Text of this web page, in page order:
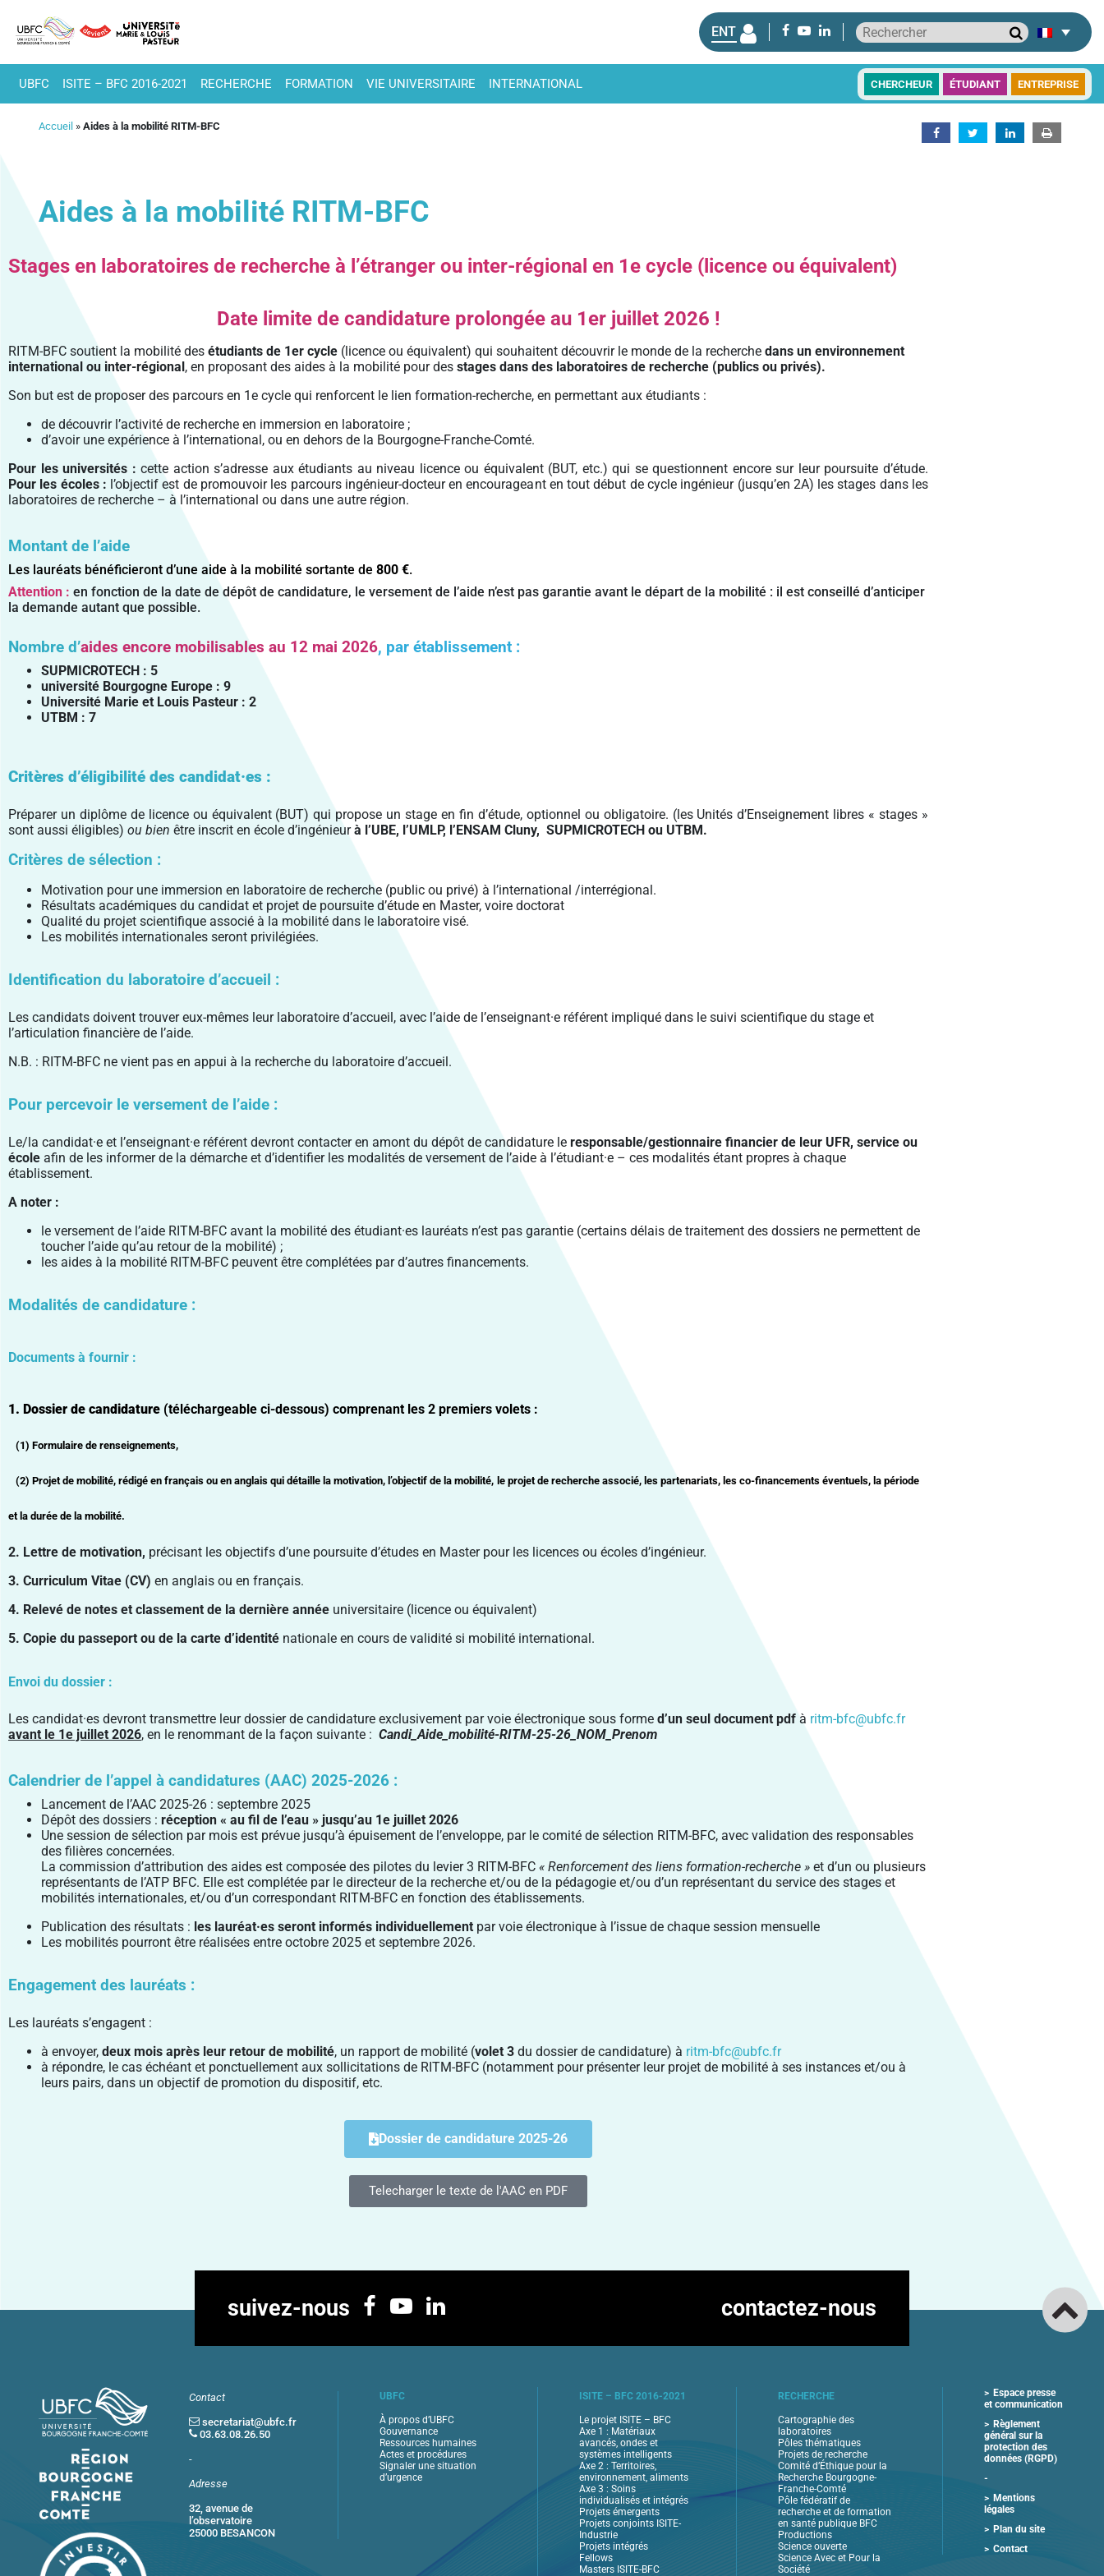
ENT
UBFC ISITE – BFC 2016-2021 RECHERCHE FORMATION VIE UNIVERSITAIRE INTERNATIONAL CHERCHEUR ÉTUDIANT ENTREPRISE
Accueil » Aides à la mobilité RITM-BFC
Aides à la mobilité RITM-BFC
Stages en laboratoires de recherche à l’étranger ou inter-régional en 1e cycle (licence ou équivalent)
Date limite de candidature prolongée au 1er juillet 2026 !
RITM-BFC soutient la mobilité des étudiants de 1er cycle (licence ou équivalent) qui souhaitent découvrir le monde de la recherche dans un environnement
international ou inter-régional, en proposant des aides à la mobilité pour des stages dans des laboratoires de recherche (publics ou privés).
Son but est de proposer des parcours en 1e cycle qui renforcent le lien formation-recherche, en permettant aux étudiants :
de découvrir l’activité de recherche en immersion en laboratoire ;
d’avoir une expérience à l’international, ou en dehors de la Bourgogne-Franche-Comté.
Pour les universités :cette action s’adresse aux étudiants au niveau licence ou équivalent (BUT, etc.) qui se questionnent encore sur leur poursuite d’étude.
Pour les écoles : l’objectif est de promouvoir les parcours ingénieur-docteur en encourageant en tout début de cycle ingénieur (jusqu’en 2A) les stages dans les
laboratoires de recherche – à l’international ou dans une autre région.
Montant de l’aide
Les lauréats bénéficieront d’une aide à la mobilité sortante de 800 €.
Attention : en fonction de la date de dépôt de candidature, le versement de l’aide n’est pas garantie avant le départ de la mobilité : il est conseillé d’anticiper
la demande autant que possible.
Nombre d’aides encore mobilisables au 12 mai 2026, par établissement :
SUPMICROTECH : 5
université Bourgogne Europe : 9
Université Marie et Louis Pasteur : 2
UTBM : 7
Critères d’éligibilité des candidat·es :
Préparer un diplôme de licence ou équivalent (BUT) qui propose un stage en fin d’étude, optionnel ou obligatoire. (les Unités d’Enseignement libres « stages »
sont aussi éligibles) ou bien être inscrit en école d’ingénieurà l’UBE, l’UMLP, l’ENSAM Cluny, SUPMICROTECH ou UTBM.
Critères de sélection :
Motivation pour une immersion en laboratoire de recherche (public ou privé) à l’international /interrégional.
Résultats académiques du candidat et projet de poursuite d’étude en Master, voire doctorat
Qualité du projet scientifique associé à la mobilité dans le laboratoire visé.
Les mobilités internationales seront privilégiées.
Identification du laboratoire d’accueil :
Les candidats doivent trouver eux-mêmes leur laboratoire d’accueil, avec l’aide de l’enseignant·e référent impliqué dans le suivi scientifique du stage et
l’articulation financière de l’aide.
N.B. : RITM-BFC ne vient pas en appui à la recherche du laboratoire d’accueil.
Pour percevoir le versement de l’aide :
Le/la candidat·e et l’enseignant·e référent devront contacter en amont du dépôt de candidature le responsable/gestionnaire financier de leur UFR, service ou
école afin de les informer de la démarche et d’identifier les modalités de versement de l’aide à l’étudiant·e – ces modalités étant propres à chaque
établissement.
A noter :
le versement de l’aide RITM-BFC avant la mobilité des étudiant·es lauréats n’est pas garantie (certains délais de traitement des dossiers ne permettent de
toucher l’aide qu’au retour de la mobilité) ;
les aides à la mobilité RITM-BFC peuvent être complétées par d’autres financements.
Modalités de candidature :
Documents à fournir :
1. Dossier de candidature (téléchargeable ci-dessous) comprenant les 2 premiers volets :
(1) Formulaire de renseignements,
(2) Projet de mobilité, rédigé en français ou en anglais qui détaille la motivation, l’objectif de la mobilité, le projet de recherche associé, les partenariats, les co-financements éventuels, la période
et la durée de la mobilité.
2. Lettre de motivation, précisant les objectifs d’une poursuite d’études en Master pour les licences ou écoles d’ingénieur.
3. Curriculum Vitae (CV) en anglais ou en français.
4. Relevé de notes et classement de la dernière année universitaire (licence ou équivalent)
5. Copie du passeport ou de la carte d’identité nationale en cours de validité si mobilité international.
Envoi du dossier :
Les candidat·es devront transmettre leur dossier de candidature exclusivement par voie électronique sous forme d’un seul document pdf à ritm-bfc@ubfc.fr
avant le 1e juillet 2026, en le renommant de la façon suivante : Candi_Aide_mobilité-RITM-25-26_NOM_Prenom
Calendrier de l’appel à candidatures (AAC) 2025-2026 :
Lancement de l’AAC 2025-26 : septembre 2025
Dépôt des dossiers : réception « au fil de l’eau » jusqu’au 1e juillet 2026
Une session de sélection par mois est prévue jusqu’à épuisement de l’enveloppe, par le comité de sélection RITM-BFC, avec validation des responsables
des filières concernées.
La commission d’attribution des aides est composée des pilotes du levier 3 RITM-BFC « Renforcement des liens formation-recherche » et d’un ou plusieurs
représentants de l’ATP BFC. Elle est complétée par le directeur de la recherche et/ou de la pédagogie et/ou d’un représentant du service des stages et
mobilités internationales, et/ou d’un correspondant RITM-BFC en fonction des établissements.
Publication des résultats : les lauréat·es seront informés individuellement par voie électronique à l’issue de chaque session mensuelle
Les mobilités pourront être réalisées entre octobre 2025 et septembre 2026.
Engagement des lauréats :
Les lauréats s’engagent :
à envoyer, deux mois après leur retour de mobilité, un rapport de mobilité (volet 3 du dossier de candidature) à ritm-bfc@ubfc.fr
à répondre, le cas échéant et ponctuellement aux sollicitations de RITM-BFC (notamment pour présenter leur projet de mobilité à ses instances et/ou à
leurs pairs, dans un objectif de promotion du dispositif, etc.
Dossier de candidature 2025-26
Telecharger le texte de l'AAC en PDF
suivez-nous contactez-nous
Contact
secretariat@ubfc.fr
03.63.08.26.50
-
Adresse
32, avenue de
l’observatoire
25000 BESANCON
UBFC
À propos d’UBFC
Gouvernance
Ressources humaines
Actes et procédures
Signaler une situation
d’urgence
ISITE – BFC 2016-2021
Le projet ISITE – BFC
Axe 1 : Matériaux
avancés, ondes et
systèmes intelligents
Axe 2 : Territoires,
environnement, aliments
Axe 3 : Soins
individualisés et intégrés
Projets émergents
Projets conjoints ISITE-
Industrie
Projets intégrés
Fellows
Masters ISITE-BFC
RECHERCHE
Cartographie des
laboratoires
Pôles thématiques
Projets de recherche
Comité d’Éthique pour la
Recherche Bourgogne-
Franche-Comté
Pôle fédératif de
recherche et de formation
en santé publique BFC
Productions
Science ouverte
Science Avec et Pour la
Société
Espace presse
et communication
Règlement
général sur la
protection des
données (RGPD)
Mentions
légales
Plan du site
Contact